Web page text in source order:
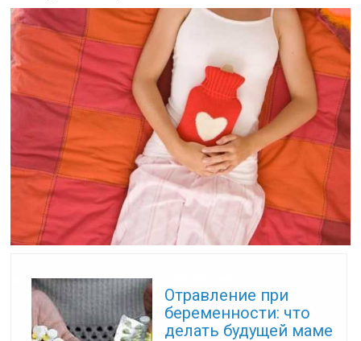
Отравление при
беременности: что
делать будущей маме